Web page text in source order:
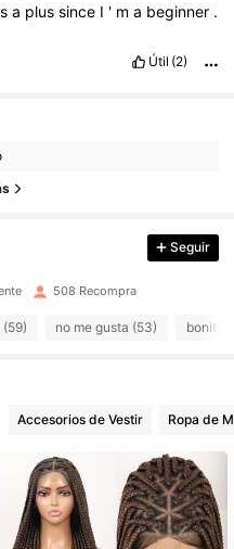
a plussince I ' ma beginner .
Útil (2)
Seguir
508 Recompra
(59) no me gusta (53) bonito
Accesorios de Vestir Ropa de